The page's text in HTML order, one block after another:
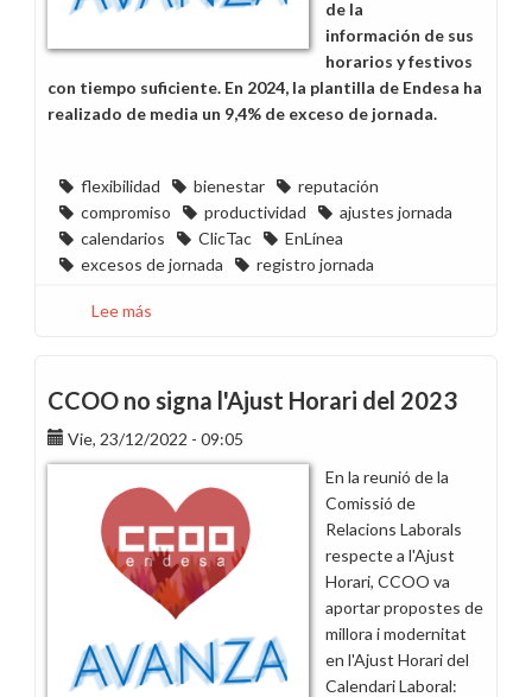
de la
información de sus
horarios y festivos
con tiempo suficiente. En 2024, la plantilla de Endesa ha
realizado de media un 9,4% de exceso de jornada.
flexibilidad bienestar
reputación
compromiso
productividad
ajustes jornada
calendarios
ClicTac
EnLínea
excesos de jornada
registro jornada
Lee más
pedimos
adelantar
las
reuniones
de
calendarios
de
2026
en
todos
los
territorios
CCOO no signa l'Ajust Horari del 2023
Vie, 23/12/2022 - 09:05
En la reunió de la
Comissió de
Relacions Laborals
respecte a l'Ajust
Horari, CCOO va
aportar propostes de
millora i modernitat
en l'Ajust Horari del
Calendari Laboral: